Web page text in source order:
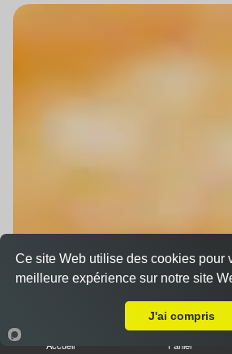
Accueil Panier
Ce site Web utilise des cookies pour
meilleure expérience sur notre site
J'ai compris